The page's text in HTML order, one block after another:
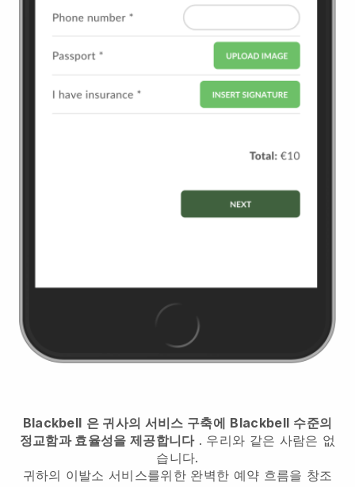
Blackbell 은 귀사의 서비스 구축에 Blackbell 수준의
정교함과 효율성을 제공합니다. 우리와 같은 사람은 없
습니다.
귀하의 이발소 서비스를위한 완벽한 예약 흐름을 창조